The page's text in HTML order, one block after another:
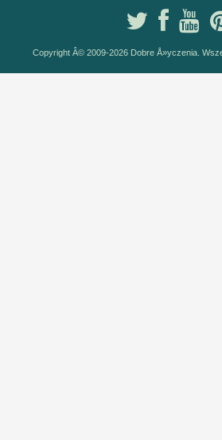
Copyright Â© 2009-2026 Dobre Å»yczenia.